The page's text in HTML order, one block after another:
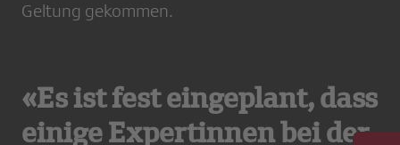
Geltung gekommen.
«Es ist fest eingeplant, dass
einige Expertinnen bei der